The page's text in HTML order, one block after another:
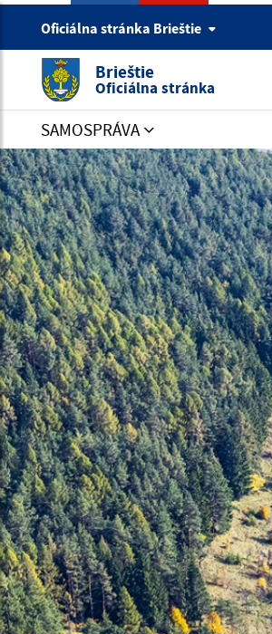
Oficiálna stránka Brieštie
Brieštie
Oficiálna stránka
SAMOSPRÁVA